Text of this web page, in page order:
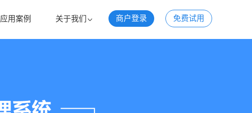
商户登录 免费试用
应用案例 关于我们